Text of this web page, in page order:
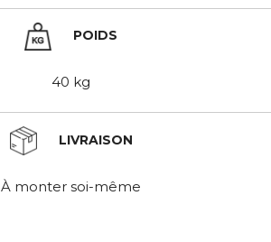
POIDS
40 kg
LIVRAISON
À monter soi-même